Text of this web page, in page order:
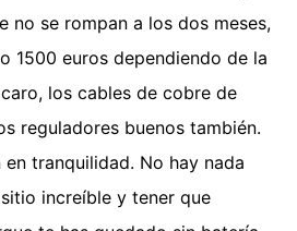
no se rompan a los dos meses,
1500 euros dependiendo de la
los cables de cobre de
reguladores buenos también.
en tranquilidad. No hay nada
increíble y tener que